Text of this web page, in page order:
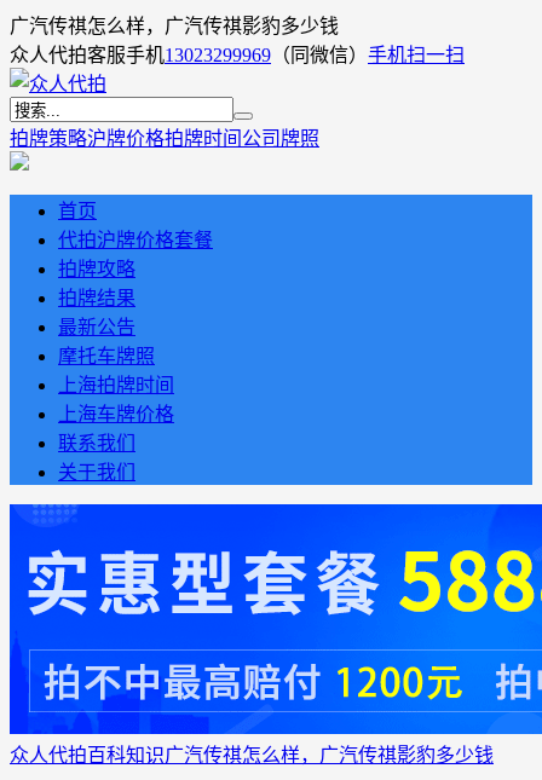
广汽传祺怎么样，广汽传祺影豹多少钱
众人代拍客服手机13023299969 （同微信） 手机扫一扫
拍牌策略沪牌价格拍牌时间 公司牌照
首页
代拍沪牌价格套餐
拍牌攻略
拍牌结果
最新公告
摩托车牌照
上海拍牌时间
上海车牌价格
联系我们
关于我们
众人代拍百科知识广汽传祺怎么样，广汽传祺影豹多少钱